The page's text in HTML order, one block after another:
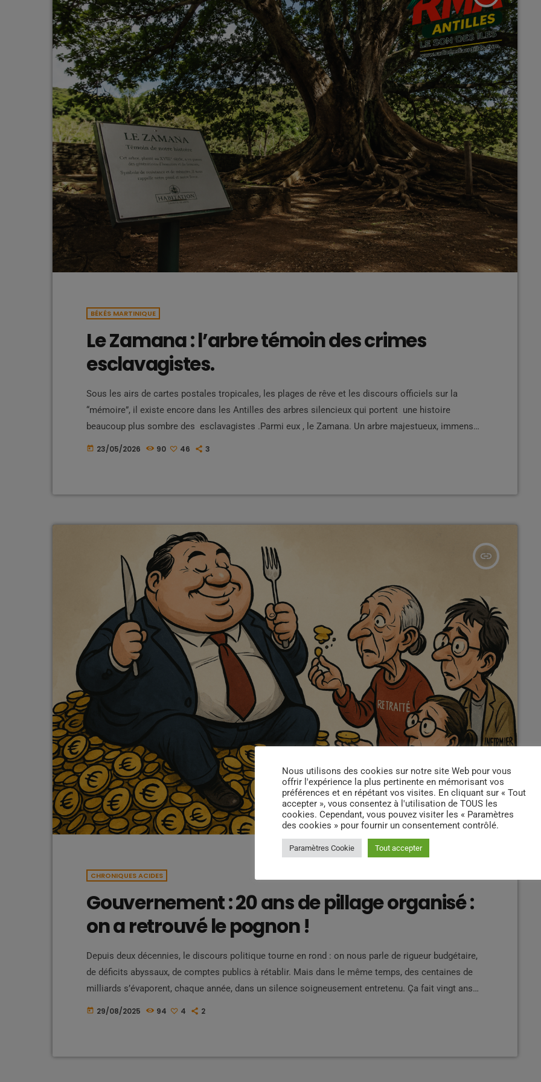
BÉKÉS MARTINIQUE
Le Zamana : l’arbre témoin des crimes
esclavagistes.
Sous les airs de cartes postales tropicales, les plages de rêve et les discours officiels sur la
“mémoire”, il existe encore dans les Antilles des arbres silencieux qui portent une histoire
beaucoup plus sombre des esclavagistes .Parmi eux , le Zamana. Un arbre majestueux, immense,
parfois présenté aujourd’hui comme patrimoine naturel ou attraction touristique. Pourtant pour les
today 23/05/2026 90 46 3
insert_link
CHRONIQUES ACIDES
Gouvernement : 20 ans de pillage organisé :
on a retrouvé le pognon !
Depuis deux décennies, le discours politique tourne en rond : on nous parle de rigueur budgétaire,
de déficits abyssaux, de comptes publics à rétablir. Mais dans le même temps, des centaines de
milliards s’évaporent, chaque année, dans un silence soigneusement entretenu. Ça fait vingt ans
qu’on nous berce avec la même chanson : « les caisses sont vides, il faut se serrer la ceinture ».
today 29/08/2025 94 4 2
Nous utilisons des cookies sur notre site Web pour vous
offrir l'expérience la plus pertinente en mémorisant vos
préférences et en répétant vos visites. En cliquant sur « Tout
accepter », vous consentez à l'utilisation de TOUS les
cookies. Cependant, vous pouvez visiter les « Paramètres
des cookies » pour fournir un consentement contrôlé.
Paramètres Cookie Tout accepter